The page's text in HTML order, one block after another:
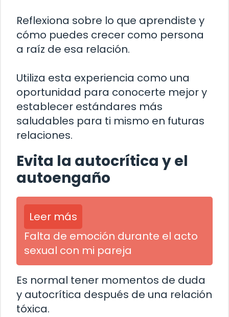
Reflexiona sobre lo que aprendiste y
cómo puedes crecer como persona
a raíz de esa relación.
Utiliza esta experiencia como una
oportunidad para conocerte mejor y
establecer estándares más
saludables para ti mismo en futuras
relaciones.
Evita la autocrítica y el
autoengaño
Leer más
Falta de emoción durante el acto
sexual con mi pareja
Es normal tener momentos de duda
y autocrítica después de una relación
tóxica.